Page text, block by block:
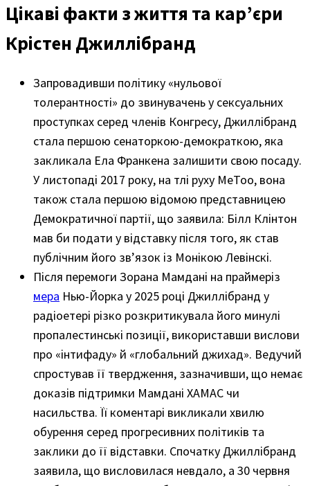
Цікаві факти з життя та карʼєри
Крістен Джиллібранд
Запровадивши політику «нульової
толерантності» до звинувачень у сексуальних
проступках серед членів Конгресу, Джиллібранд
стала першою сенаторкою-демократкою, яка
закликала Елa Франкена залишити свою посаду.
У листопаді 2017 року, на тлі руху MeToo, вона
також стала першою відомою представницею
Демократичної партії, що заявила: Білл Клінтон
мав би подати у відставку після того, як став
публічним його зв’язок із Монікою Левінскі.
Після перемоги Зорана Мамдані на праймеріз
мера Нью-Йорка у 2025 році Джиллібранд у
радіоетері різко розкритикувала його минулі
пропалестинські позиції, використавши вислови
про «інтифаду» й «глобальний джихад». Ведучий
спростував її твердження, зазначивши, що немає
доказів підтримки Мамдані ХАМАС чи
насильства. Її коментарі викликали хвилю
обурення серед прогресивних політиків та
заклики до її відставки. Спочатку Джиллібранд
заявила, що висловилася невдало, а 30 червня